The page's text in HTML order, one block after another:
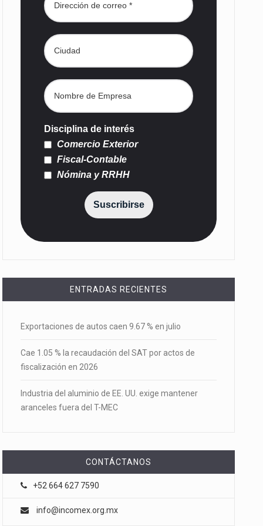
Disciplina de interés
Comercio Exterior
Fiscal-Contable
Nómina y RRHH
Suscribirse
ENTRADAS RECIENTES
Exportaciones de autos caen 9.67 % en julio
Cae 1.05 % la recaudación del SAT por actos de
fiscalización en 2026
Industria del aluminio de EE. UU. exige mantener
aranceles fuera del T-MEC
CONTÁCTANOS
+52 664 627 7590
info@incomex.org.mx